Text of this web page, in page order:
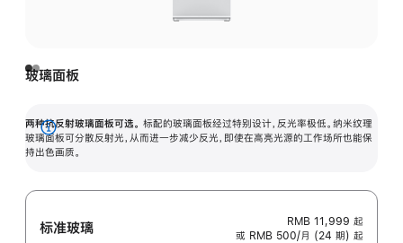
玻璃面板
两种抗反射玻璃面板可选。 标配的玻璃面板经过特别设计，反光率极低。纳米纹理
玻璃面板可分散反射光，从而进一步减少反光，即使在高亮光源的工作场所也能保
持出色画质。
展
开
标准玻璃 RMB 11,999 起
或 RMB 500/月 (24 期) 起